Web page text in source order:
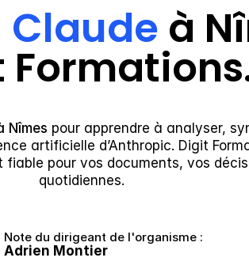
Claude à
Nîmes pour apprendre à analyser,
artificielle d’Anthropic. Digit
pour vos documents, vos
quotidiennes.
Note du dirigeant de l'organisme :
Adrien Montier